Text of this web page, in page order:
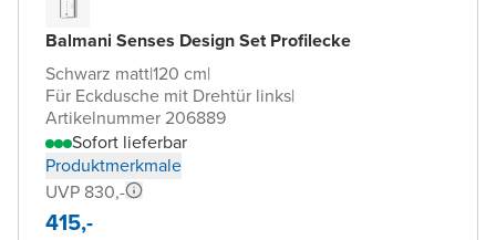
Balmani Senses Design Set Profilecke
Schwarz matt|120 cm|
Für Eckdusche mit Drehtür links|
Artikelnummer 206889
Sofort lieferbar
Produktmerkmale
UVP 830,-
415,-